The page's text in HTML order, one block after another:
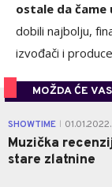
ostale da čame
dobili najbolju,
izvođači i
MOŽDA ĆE
SHOWTIME 01.01.2022.
Muzička
stare zlatnine